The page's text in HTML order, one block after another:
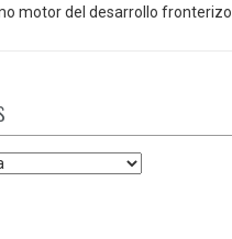
motor del desarrollo fronterizo